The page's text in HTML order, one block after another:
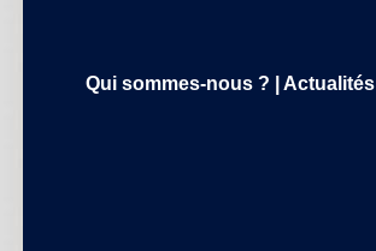
Qui sommes-nous ? Actualités